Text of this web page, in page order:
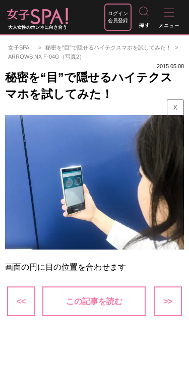
大人女性のホンネに向き合う
ログイン
会員登録
女子SPA！
秘密を“目”で隠せるハイテクスマホを試してみた！
ARROWS NX F-04G（写真2）
2015.05.08
秘密を“目”で隠せるハイテクス
マホを試してみた！
☓
画面の円に目の位置を合わせます
<< この記事を読む >>